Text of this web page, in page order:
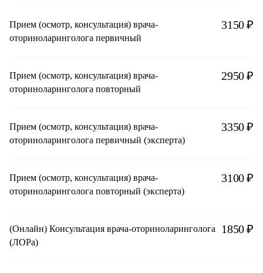
Прием (осмотр, консультация) врача-
оториноларинголога первичный
3150 ₽
Прием (осмотр, консультация) врача-
оториноларинголога повторный
2950 ₽
Прием (осмотр, консультация) врача-
оториноларинголога первичный (эксперта)
3350 ₽
Прием (осмотр, консультация) врача-
оториноларинголога повторный (эксперта)
3100 ₽
(Онлайн) Консультация врача-оториноларинголога
(ЛОРа)
1850 ₽